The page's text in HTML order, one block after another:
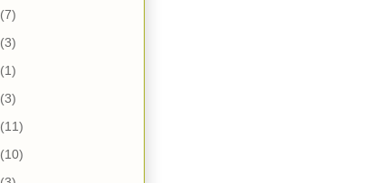
(7)
(3)
(1)
(3)
(11)
(10)